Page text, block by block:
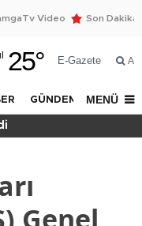
Video Son Dakika
25° E-Gazete Ara
GÜNDEM DÜNYA
MENÜ